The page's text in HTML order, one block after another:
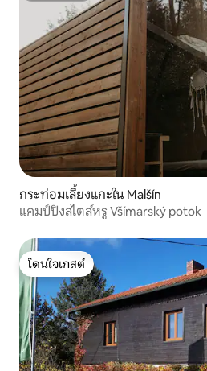
กระท่อมเลี้ยงแกะใน Malšín
แคมป์ปิ้งสไตล์หรู Všímarský potok
โดนใจเกสต์
โดนใจเกสต์